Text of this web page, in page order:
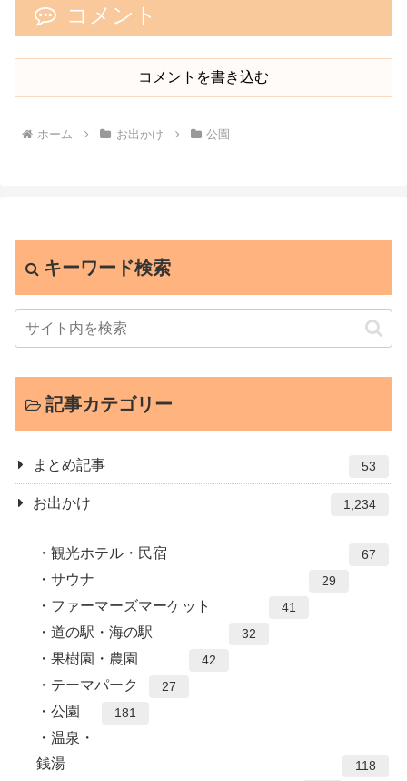
コメント
コメントを書き込む
ホーム お出かけ 公園
キーワード検索
記事カテゴリー
まとめ記事 53
お出かけ 1,234
観光ホテル・民宿 67
サウナ 29
ファーマーズマーケット 41
道の駅・海の駅 32
果樹園・農園 42
テーマパーク 27
公園 181
温泉・
銭湯
118